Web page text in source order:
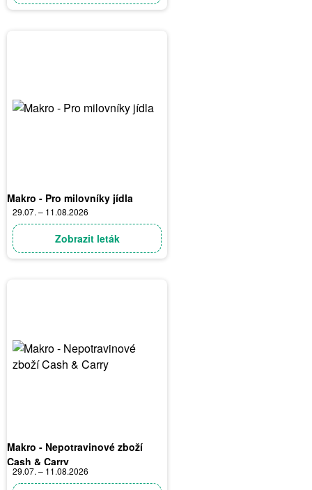
Makro - Pro milovníky jídla
29.07. – 11.08.2026
Zobrazit leták
Makro - Nepotravinové zboží
Cash & Carry
29.07. – 11.08.2026